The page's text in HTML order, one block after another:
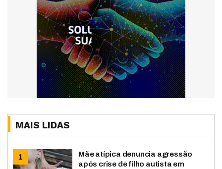
MAIS LIDAS
Mãe atípica denuncia agressão
após crise de filho autista em